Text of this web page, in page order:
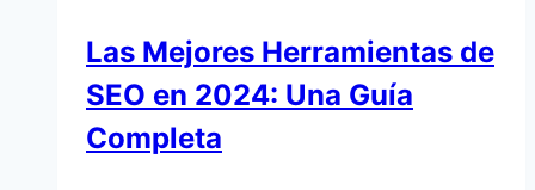
Las Mejores Herramientas de
SEO en 2024: Una Guía
Completa